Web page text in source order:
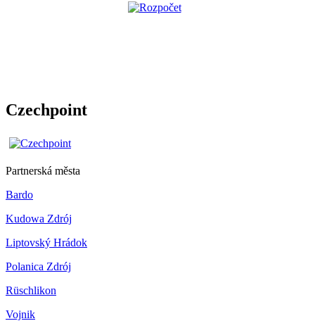
Czechpoint
Partnerská města
Bardo
Kudowa Zdrój
Liptovský Hrádok
Polanica Zdrój
Rüschlikon
Vojnik